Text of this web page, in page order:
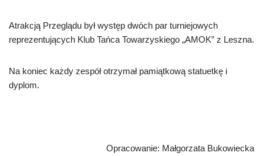
Atrakcją Przeglądu był występ dwóch par turniejowych
reprezentujących Klub Tańca Towarzyskiego „AMOK” z Leszna.
Na koniec każdy zespół otrzymał pamiątkową statuetkę i
dyplom.
Opracowanie: Małgorzata Bukowiecka